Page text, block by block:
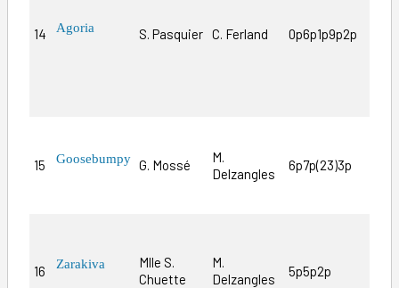
14 Agoria S. Pasquier C. Ferland 0p6p1p9p2p
15 Goosebumpy G. Mossé
M.
Delzangles
6p7p(23)3p
16
Zarakiva
Mlle S.
Chuette
M.
Delzangles
5p5p2p